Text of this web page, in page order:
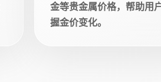
金等贵金属价格，帮助用
握金价变化。